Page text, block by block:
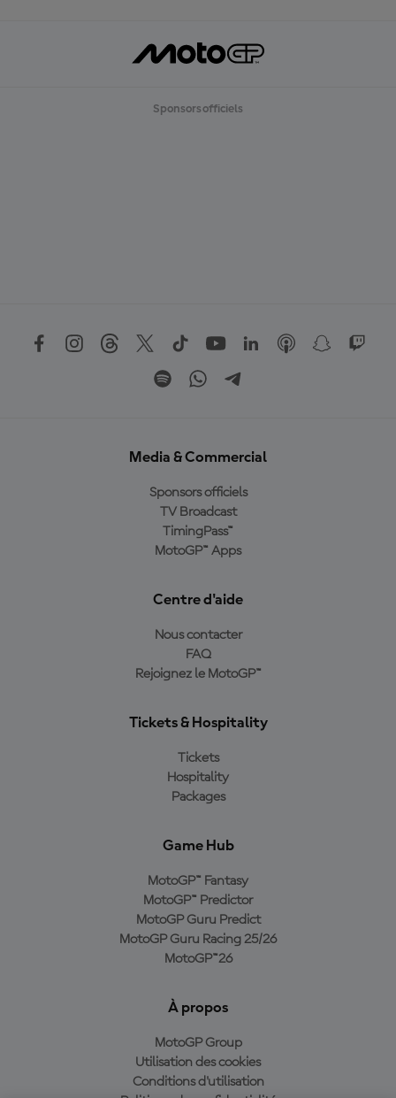
Sponsors officiels
Media & Commercial
Sponsors officiels
TV Broadcast
TimingPass™
MotoGP™ Apps
Centre d'aide
Nous contacter
FAQ
Rejoignez le MotoGP™
Tickets & Hospitality
Tickets
Hospitality
Packages
Game Hub
MotoGP™ Fantasy
MotoGP™ Predictor
MotoGP Guru Predict
MotoGP Guru Racing 25/26
MotoGP™26
À propos
MotoGP Group
Utilisation des cookies
Conditions d'utilisation